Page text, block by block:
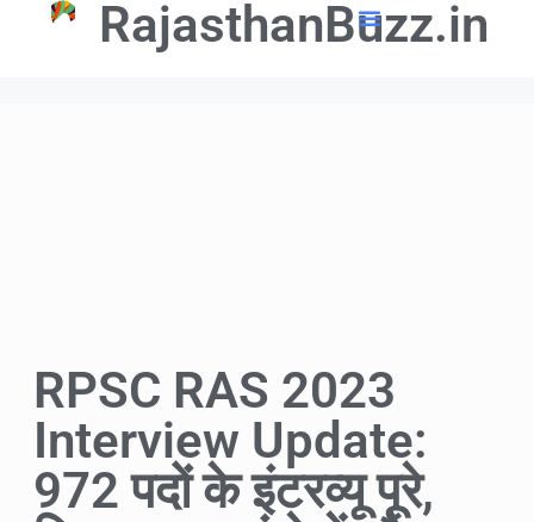
RajasthanBuzz.in
RPSC RAS 2023
Interview Update:
972 पदों के इंटरव्यू पूरे,